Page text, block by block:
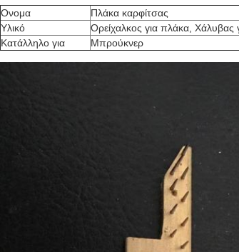
Ονομα
Πλάκα καρφίτσας
Υλικό
Ορείχαλκος για πλάκα, Χάλυβας
Κατάλληλο για
Μπρούκνερ